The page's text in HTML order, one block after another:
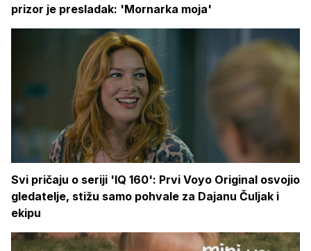
prizor je presladak: 'Mornarka moja'
Svi pričaju o seriji 'IQ 160': Prvi Voyo Original osvojio
gledatelje, stižu samo pohvale za Dajanu Čuljak i
ekipu